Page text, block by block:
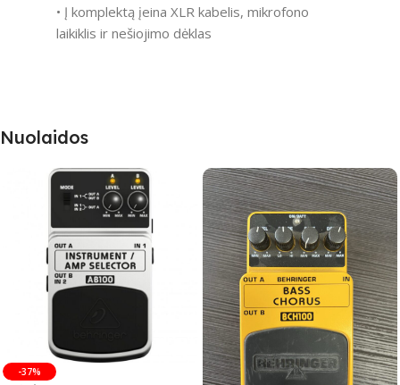
• Į komplektą įeina XLR kabelis, mikrofono
laikiklis ir nešiojimo dėklas
Nuolaidos
-37%